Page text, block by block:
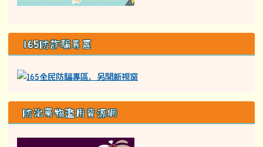
165防詐騙專區
防治藥物濫用資源網